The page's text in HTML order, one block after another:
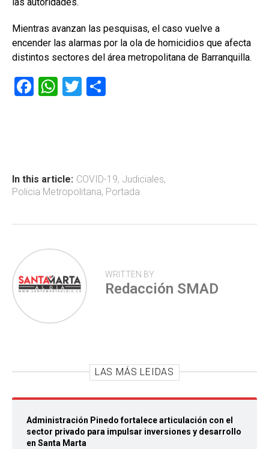
Mientras avanzan las pesquisas, el caso vuelve a
encender las alarmas por la ola de homicidios que afecta
distintos sectores del área metropolitana de Barranquilla.
F
ok
W
p
p
T
tir
In this article: COVID-19, Judiciales,
Policia Metropolitana, Portada
WRITTEN BY
Redacción SMAD
LAS MÁS LEIDAS
Administración Pinedo fortalece articulación con el
sector privado para impulsar inversiones y desarrollo
en Santa Marta